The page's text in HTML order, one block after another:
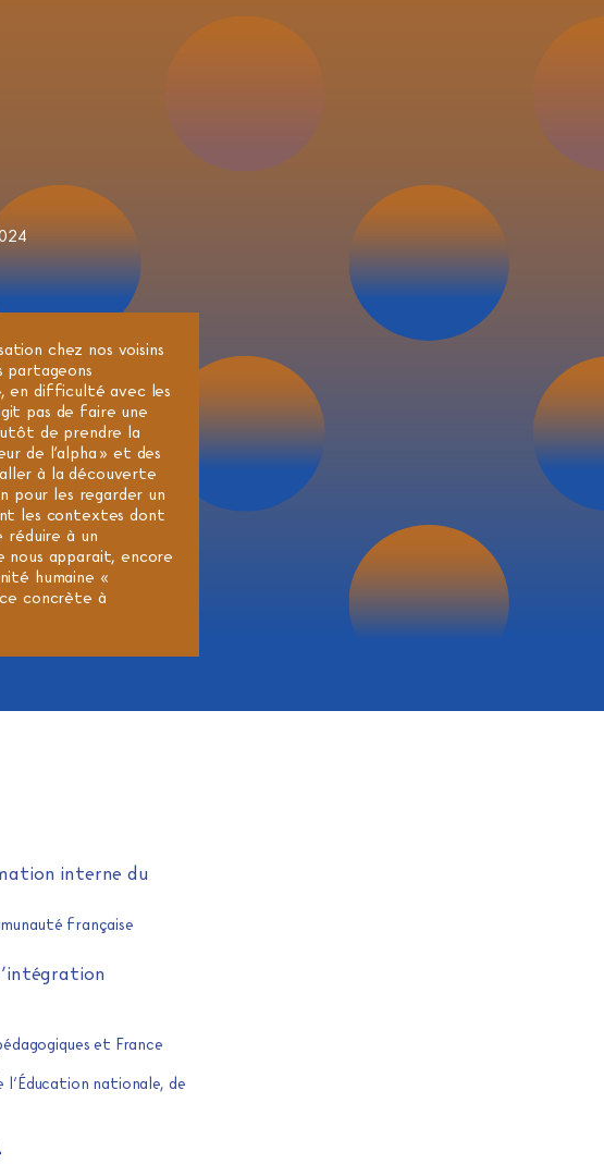
chez nos voisins
partageons
en difficulté avec les
pas de faire une
de prendre la
de l’alpha » et des
aller à la découverte
pour les regarder un
les contextes dont
réduire à un
apparait, encore
humaine «
concrète à
interne du
française
et France
l’Éducation nationale, de